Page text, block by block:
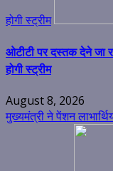
होगी स्ट्रीम
ओटीटी पर दस्तक देने जा
होगी स्ट्रीम
August 8, 2026
मुख्यमंत्री ने पेंशन